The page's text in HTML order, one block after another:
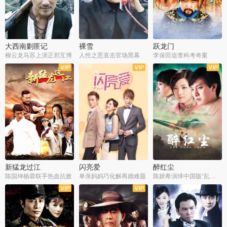
大西南剿匪记
柳云龙马苏上演正邪互博
裸雪
人性之恶直击官场黑幕
跃龙门
李保田追查科考奇案
全36集
新猛龙过江
陈国坤杨蓉联手热血抗敌
全37集
闪亮爱
单亲妈妈巧化解再婚难题
全30集
醉红尘
陈妍希演绎中国版“乱世佳人”
全30集
全30集 全30集